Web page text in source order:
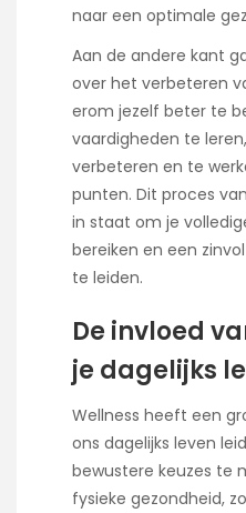
naar een optimale
Aan de andere kant
over het verbeteren
erom jezelf beter te
vaardigheden te
verbeteren en te
punten. Dit proces
in staat om je
bereiken en een
te leiden.
De invloed
je dagelijks
Wellness heeft een
ons dagelijks leven
bewustere keuzes te
fysieke gezondheid,